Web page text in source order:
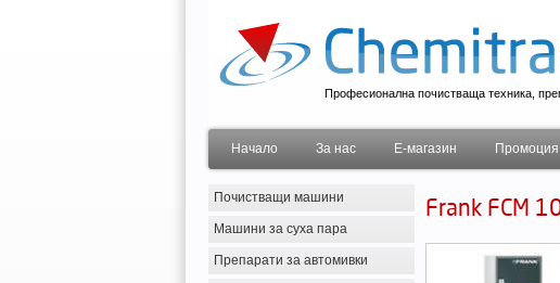
Професионална почистваща техника,
Начало За нас Е-магазин Промоция
Почистващи машини
Машини за суха пара
Препарати за автомивки
Frank FCМ